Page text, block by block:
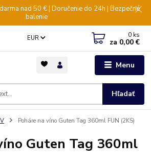
nad 50 € | Doručenie do 24h | Bezpečné
balenie
Menu
EUR
Hľadať
0 ks
za 0,00 €
Poháre na víno Guten Tag 360ml FUN (2KS)
Guten Tag 360ml